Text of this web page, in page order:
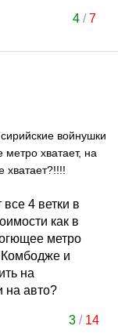
4/7
войнушки
метро хватает, на
хватает?!!!!
4 ветки в
как в
метро
и
на
на авто?
3 / 14